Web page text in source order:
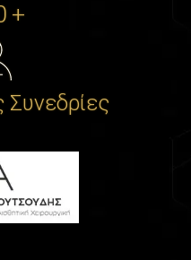
+
Συνεδρίες